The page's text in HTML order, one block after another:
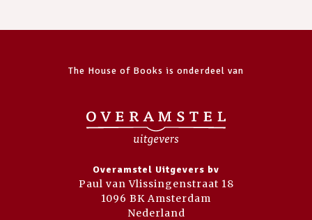
The House of Books is onderdeel van
Overamstel Uitgevers bv
Paul van Vlissingenstraat 18
1096 BK Amsterdam
Nederland